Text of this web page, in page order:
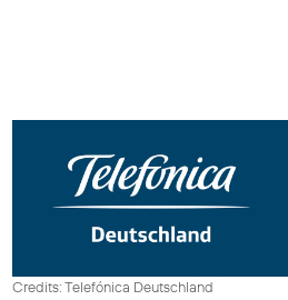
Credits: Telefónica Deutschland